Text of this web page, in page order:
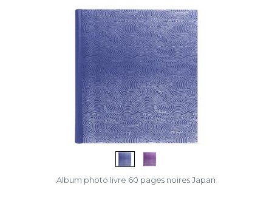
Album photo livre 60 pages noires Japan